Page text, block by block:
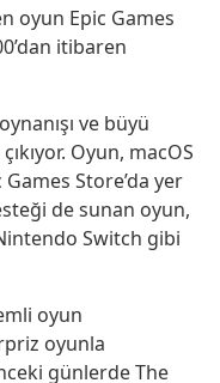
oyun Epic Games
itibaren
ve büyü
Oyun, macOS
Store’da yer
de sunan oyun,
Switch gibi
oyun
oyunla
günlerde The